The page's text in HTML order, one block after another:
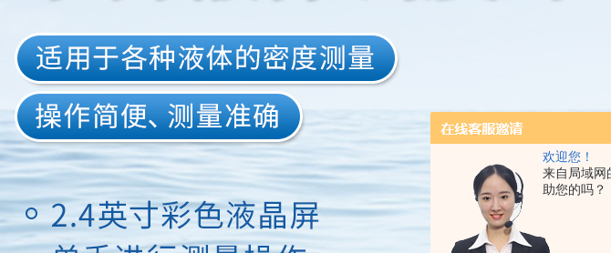
欢迎您！
来自局域网
助您的吗？